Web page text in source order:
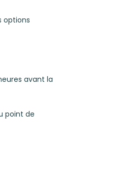
options
avant la
point de